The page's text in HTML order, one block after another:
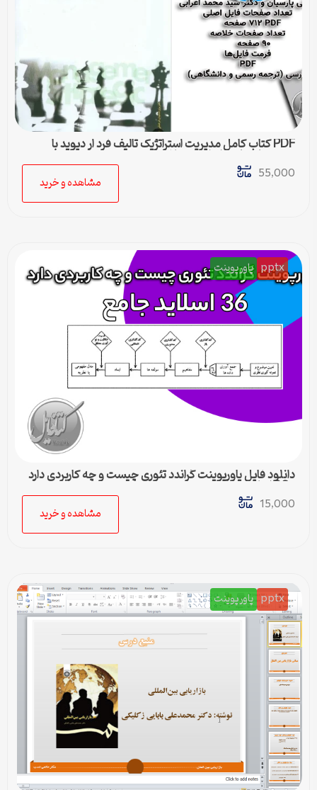
PDF کتاب کامل مدیریت استراتژیک تالیف فرد ار دیوید با
ترجمه پارسیان و اعرابی + خلاصه
55,000
مشاهده و خرید
pptx پاورپوینت
دانلود فایل پاورپوینت گراندد تئوری چیست و چه کاربردی دارد
15,000
مشاهده و خرید
pptx پاورپوینت